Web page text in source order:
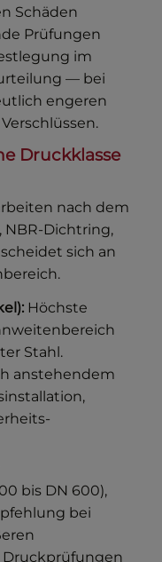
Schäden
Prüfungen
im
— bei
engeren
Druckklasse
nach dem
Dichtring,
sich an
Höchste
Stahl.
anstehendem
bis DN 600),
bei